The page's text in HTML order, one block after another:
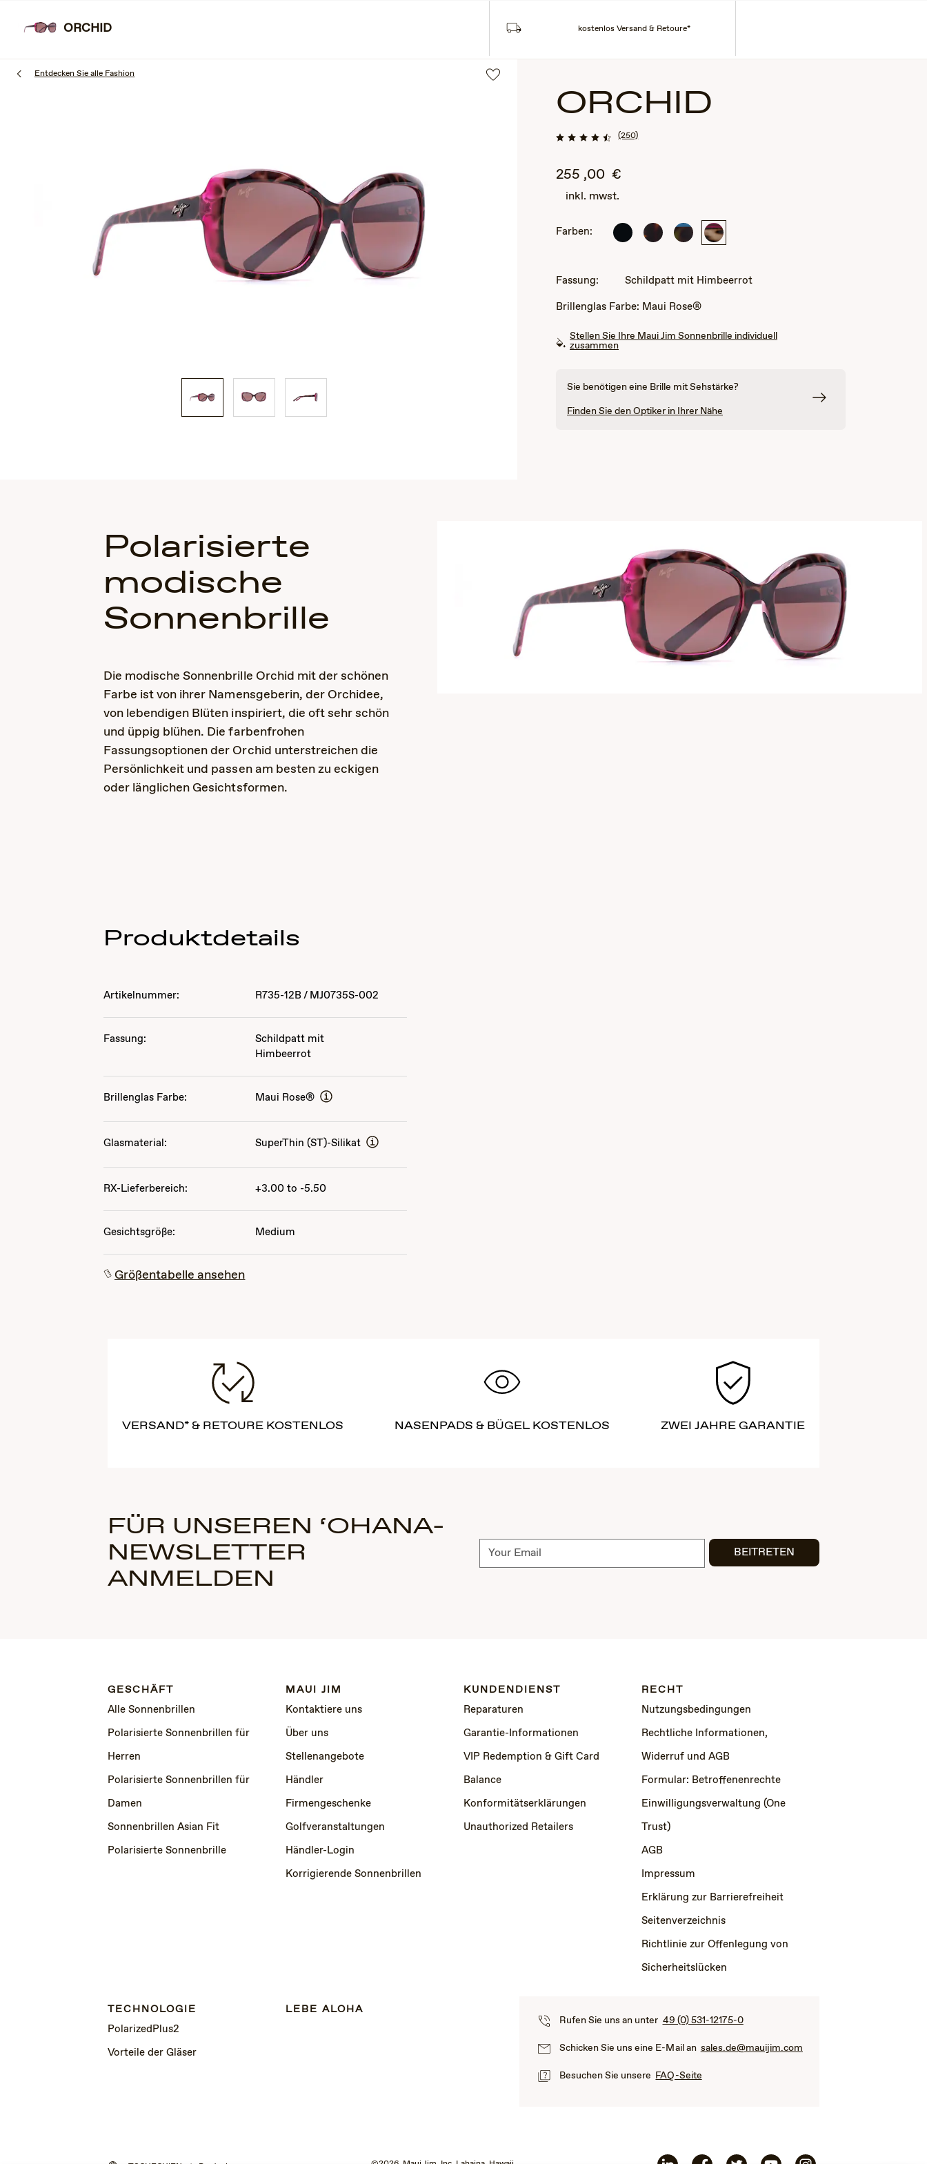
Hauptinhalt
springen
SucheKonto Wagen
Entdecken Sie alle Fashion
ORCHID
(250)
255 ,00 €
inkl. mwst.
Farben:
GlänzendGlänzendSchildpattSchildpatt
Fassung:
Schildpatt mit Himbeerrot
Brillenglas Farbe: Maui Rose®
Stellen Sie Ihre Maui Jim Sonnenbrille individuell
zusammen
Sie benötigen eine Brille mit Sehstärke?
Finden Sie den Optiker in Ihrer Nähe
ORCHID kostenlos Versand & Retoure*
Polarisierte
modische
Sonnenbrille
Die modische Sonnenbrille Orchid mit der schönen
Farbe ist von ihrer Namensgeberin, der Orchidee,
von lebendigen Blüten inspiriert, die oft sehr schön
und üppig blühen. Die farbenfrohen
Fassungsoptionen der Orchid unterstreichen die
Persönlichkeit und passen am besten zu eckigen
oder länglichen Gesichtsformen.
Produktdetails
Artikelnummer: R735-12B/ MJ0735S-002
Fassung:
Schildpatt mit
Himbeerrot
Brillenglas Farbe: Maui Rose®
Glasmaterial: SuperThin (ST)-Silikat
RX-Lieferbereich: +3.00 to -5.50
Gesichtsgröße: Medium
Größentabelle ansehen
VERSAND* & RETOURE KOSTENLOS NASENPADS & BÜGEL KOSTENLOS ZWEI JAHRE GARANTIE
FÜR UNSEREN ‘OHANA-
NEWSLETTER
ANMELDEN
Abonnieren BEITRETEN
GESCHÄFT
Alle Sonnenbrillen
Polarisierte Sonnenbrillen für
Herren
Polarisierte Sonnenbrillen für
Damen
Sonnenbrillen Asian Fit
Polarisierte Sonnenbrille
MAUI JIM
Kontaktiere uns
Über uns
Stellenangebote
Händler
Firmengeschenke
Golfveranstaltungen
Händler-Login
Korrigierende Sonnenbrillen
KUNDENDIENST
Reparaturen
Garantie-Informationen
VIP Redemption & Gift Card
Balance
Konformitätserklärungen
Unauthorized Retailers
RECHT
Nutzungsbedingungen
Rechtliche Informationen,
Widerruf und AGB
Formular: Betroffenenrechte
Einwilligungsverwaltung (One
Trust)
AGB
Impressum
Erklärung zur Barrierefreiheit
Seitenverzeichnis
Richtlinie zur Offenlegung von
Sicherheitslücken
TECHNOLOGIE
PolarizedPlus2
Vorteile der Gläser
LEBE ALOHA
Rufen Sie uns an unter 49 (0) 531-12175-0
Schicken Sie uns eine E-Mail an sales.de@mauijim.com
Besuchen Sie unsere FAQ-Seite